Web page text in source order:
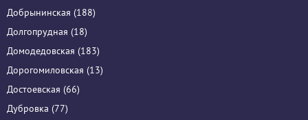
Добрынинская (188)
Долгопрудная (18)
Домодедовская (183)
Дорогомиловская (13)
Достоевская (66)
Дубровка (77)